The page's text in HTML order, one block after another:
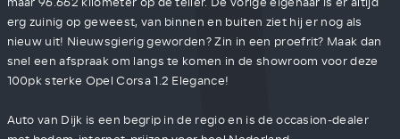
erg zuinig op geweest, van binnen en buiten ziet hij er nog als
nieuw uit! Nieuwsgierig geworden? Zin in een proefrit? Maak dan
snel een afspraak om langs te komen in de showroom voor deze
100pk sterke Opel Corsa 1.2 Elegance!
Auto van Dijk is een begrip in de regio en is de occasion-dealer